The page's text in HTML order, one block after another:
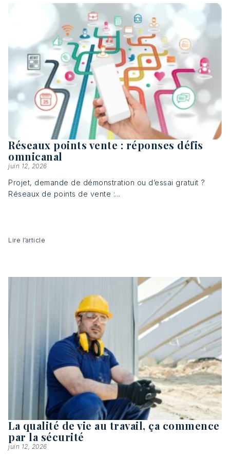
Réseaux points vente : réponses défis
omnicanal
juin 12, 2026
Projet, demande de démonstration ou d’essai gratuit ?
Réseaux de points de vente :...
Lire l’article
La qualité de vie au travail, ça commence
par la sécurité
juin 12, 2026